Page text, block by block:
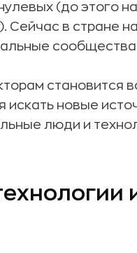
(до этого
Сейчас в стране
сообщества
становится
искать новые
люди и